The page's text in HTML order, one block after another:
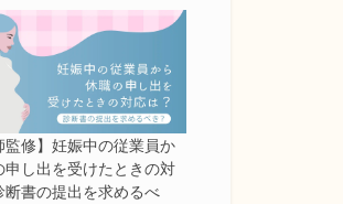
監修】妊娠中の従業員か
申し出を受けたときの対
断書の提出を求めるべ